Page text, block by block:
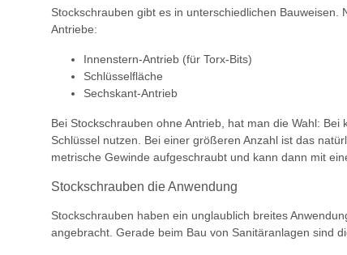
Stockschrauben gibt es in unterschiedlichen
Antriebe:
Innenstern-Antrieb (für Torx-Bits)
Schlüsselfläche
Sechskant-Antrieb
Bei Stockschrauben ohne Antrieb, hat man die Wahl:
Schlüssel nutzen. Bei einer größeren Anzahl ist das
metrische Gewinde aufgeschraubt und kann dann mit
Stockschrauben die Anwendung
Stockschrauben haben ein unglaublich breites
angebracht. Gerade beim Bau von Sanitäranlagen sind